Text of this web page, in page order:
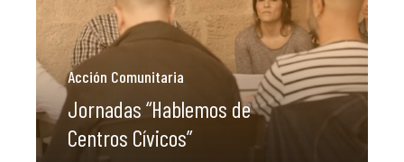
Acción Comunitaria
Jornadas “Hablemos de
Centros Cívicos”